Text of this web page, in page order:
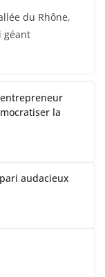
du Rhône,
géant
la
audacieux